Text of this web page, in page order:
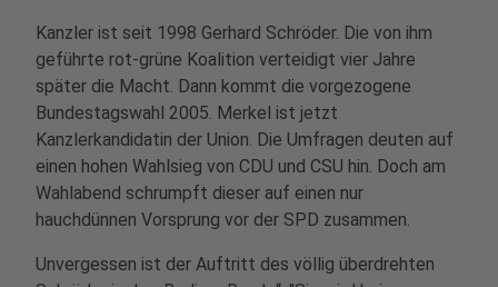
Kanzler ist seit 1998 Gerhard Schröder. Die von ihm
geführte rot-grüne Koalition verteidigt vier Jahre
später die Macht. Dann kommt die vorgezogene
Bundestagswahl 2005. Merkel ist jetzt
Kanzlerkandidatin der Union. Die Umfragen deuten auf
einen hohen Wahlsieg von CDU und CSU hin. Doch am
Wahlabend schrumpft dieser auf einen nur
hauchdünnen Vorsprung vor der SPD zusammen.
Unvergessen ist der Auftritt des völlig überdrehten